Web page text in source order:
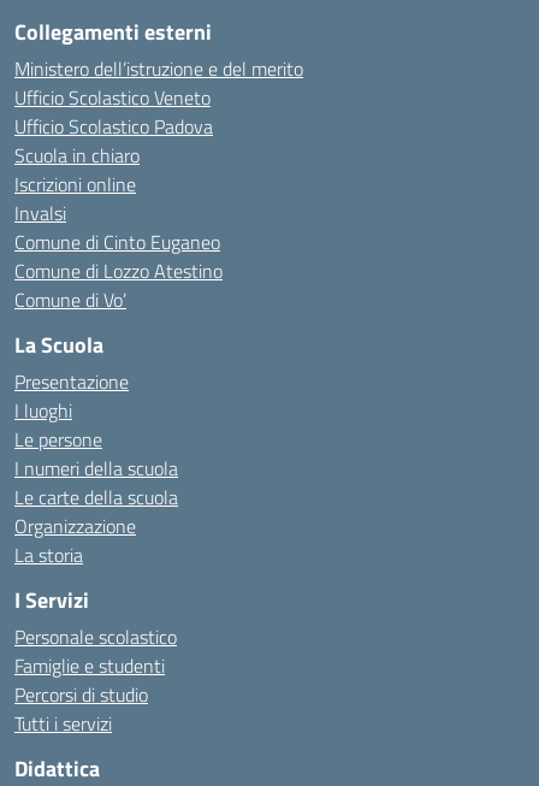
Collegamenti esterni
Ministero dell’istruzione e del merito
Ufficio Scolastico Veneto
Ufficio Scolastico Padova
Scuola in chiaro
Iscrizioni online
Invalsi
Comune di Cinto Euganeo
Comune di Lozzo Atestino
Comune di Vo’
La Scuola
Presentazione
I luoghi
Le persone
I numeri della scuola
Le carte della scuola
Organizzazione
La storia
I Servizi
Personale scolastico
Famiglie e studenti
Percorsi di studio
Tutti i servizi
Didattica